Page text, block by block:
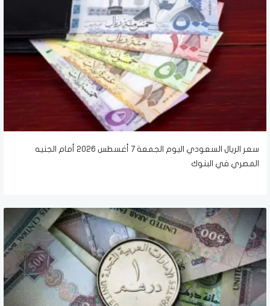
سعر الريال السعودي اليوم الجمعة 7 أغسطس 2026 أمام الجنيه
المصري في البنوك